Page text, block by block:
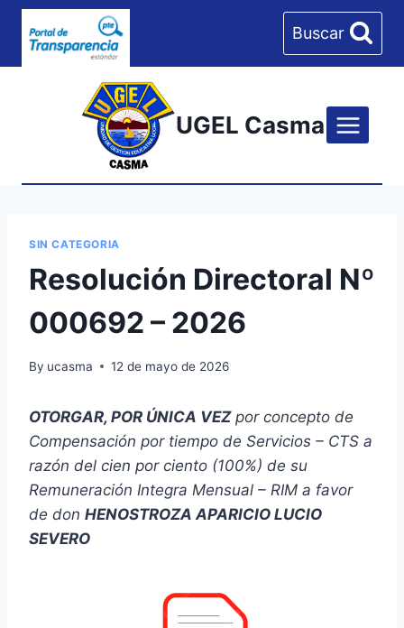
Skip
Buscar
UGEL Casma
SIN CATEGORIA
Resolución Directoral Nº
000692 – 2026
By ucasma 12 de mayo de 2026
OTORGAR, POR ÚNICA VEZ por concepto de
Compensación por tiempo de Servicios – CTS a
razón del cien por ciento (100%) de su
Remuneración Integra Mensual – RIM a favor
de don HENOSTROZA APARICIO LUCIO
SEVERO